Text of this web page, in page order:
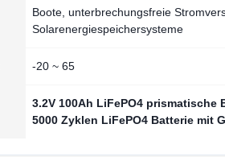
Boote, unterbrechungsfreie
Solarenergiespeichersysteme
-20 ~ 65
3.2V 100Ah LiFePO4 prismatische
5000 Zyklen LiFePO4 Batterie mit